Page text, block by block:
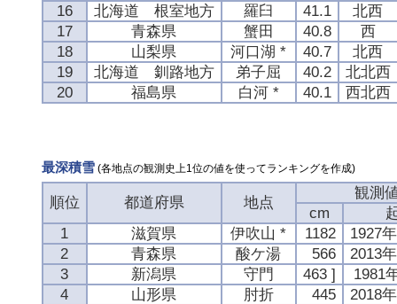
16
北海道 根室地方 羅臼 41.1
北西
17
青森県 蟹田 40.8
西
18
山梨県 河口湖 * 40.7
北西
19
北海道 釧路地方 弟子屈 40.2
北北西
20
福島県 白河 * 40.1 西北西
最深積雪(各地点の観測史上1位の値を使ってランキングを作成)
順位 都道府県 地点
観測
cm
1
滋賀県 伊吹山 * 1182
1927
2
青森県 酸ケ湯 566
2013
3
新潟県 守門 463 ]
1981
4
山形県 肘折 445
2018